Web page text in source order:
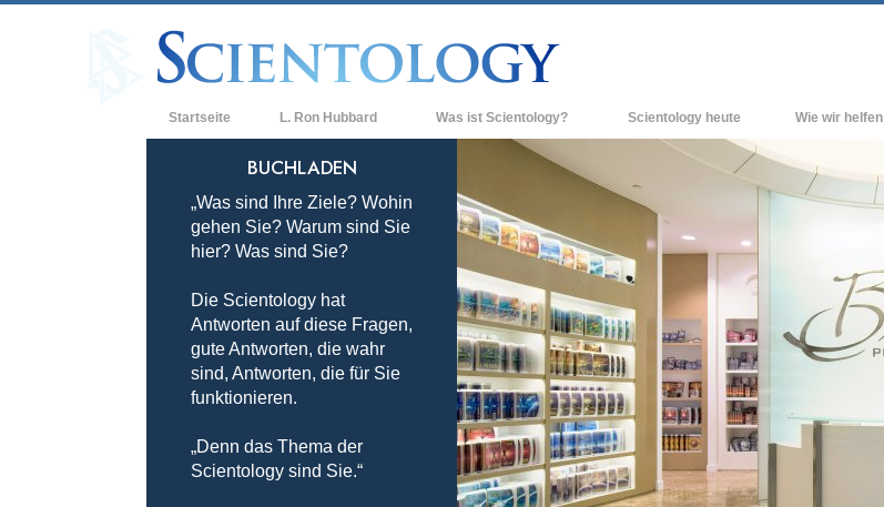
Startseite L. Ron Hubbard Was ist Scientology?
Anschauungen und Praxis
Scientology Bekenntnisse und Kodizes
Was Scientologen über Scientology
Lernen Sie einen Scientologen kennen
Innerhalb einer Scientology Kirche
Die Grundprinzipien der Scientology
Eine Einführung in die Dianetik
Liebe und Hass – Was ist Größe?
Scientology heute
Neue Scientology Kirchen
Fortgeschrittene Organisationen
Flag Land Base
Freewinds
Scientology für die Welt
David Miscavige - Das kirchliche
Oberhaupt der Scientology
Wie wir helfen
BUCHLADEN
„Was sind Ihre Ziele? Wohin
gehen Sie? Warum sind Sie
hier? Was sind Sie?
Die Scientology hat
Antworten auf diese Fragen,
gute Antworten, die wahr
sind, Antworten, die für Sie
funktionieren.
„Denn das Thema der
Scientology sind Sie.“